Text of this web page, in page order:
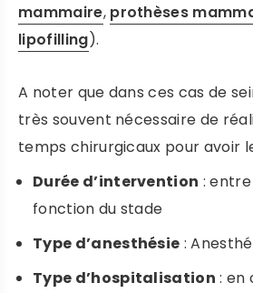
mammaire, prothèses
lipofilling).
A noter que dans ces cas de
très souvent nécessaire de
temps chirurgicaux pour avoir
Durée d’intervention :
fonction du stade
Type d’anesthésie :
Type d’hospitalisation : en